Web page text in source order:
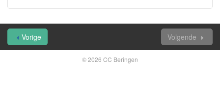
Vorige Volgende
© 2026 CC Beringen